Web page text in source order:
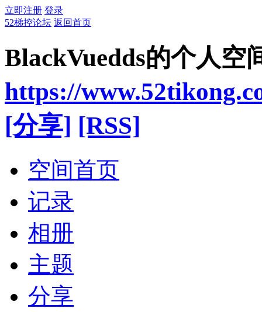
立即注册 登录
52梯控论坛 返回首页
BlackVuedds的个人空
https://
[分享] [RSS]
空间首页
记录
相册
主题
分享